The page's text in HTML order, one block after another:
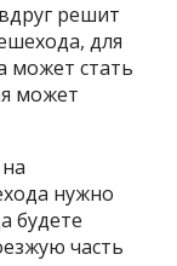
решит
для
может стать
может
нужно
будете
часть